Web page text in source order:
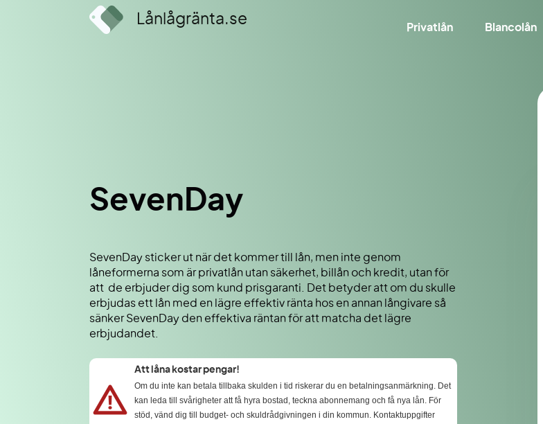
Lånlågränta.se
Privatlån Blancolån
SevenDay
SevenDay sticker ut när det kommer till lån, men inte genom
låneformerna som är privatlån utan säkerhet, billån och kredit, utan för
att de erbjuder dig som kund prisgaranti. Det betyder att om du skulle
erbjudas ett lån med en lägre effektiv ränta hos en annan långivare så
sänker SevenDay den effektiva räntan för att matcha det lägre
erbjudandet.
Att låna kostar pengar!
Om du inte kan betala tillbaka skulden i tid riskerar du en betalningsanmärkning. Det
kan leda till svårigheter att få hyra bostad, teckna abonnemang och få nya lån. För
stöd, vänd dig till budget- och skuldrådgivningen i din kommun. Kontaktuppgifter